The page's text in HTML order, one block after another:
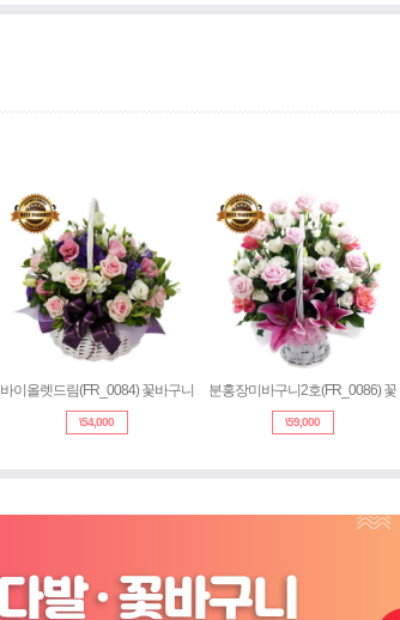
바이올렛드림(FR_0084) 꽃바구니
\54,000
분홍장미바구니2호(FR_0086) 꽃
\59,000